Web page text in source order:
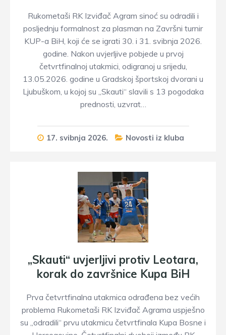
Rukometaši RK Izviđač Agram sinoć su odradili i
posljednju formalnost za plasman na Završni turnir
KUP-a BiH, koji će se igrati 30. i 31. svibnja 2026.
godine. Nakon uvjerljive pobjede u prvoj
četvrtfinalnoj utakmici, odigranoj u srijedu,
13.05.2026. godine u Gradskoj športskoj dvorani u
Ljubuškom, u kojoj su „Skauti“ slavili s 13 pogodaka
prednosti, uzvrat…
17. svibnja 2026. Novosti iz kluba
„Skauti“ uvjerljivi protiv Leotara,
korak do završnice Kupa BiH
Prva četvrtfinalna utakmica odrađena bez većih
problema Rukometaši RK Izviđač Agrama uspješno
su „odradili“ prvu utakmicu četvrtfinala Kupa Bosne i